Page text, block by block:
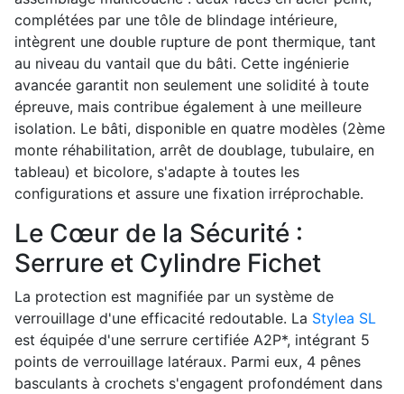
complétées par une tôle de blindage intérieure,
intègrent une double rupture de pont thermique, tant
au niveau du vantail que du bâti. Cette ingénierie
avancée garantit non seulement une solidité à toute
épreuve, mais contribue également à une meilleure
isolation. Le bâti, disponible en quatre modèles (2ème
monte réhabilitation, arrêt de doublage, tubulaire, en
tableau) et bicolore, s'adapte à toutes les
configurations et assure une fixation irréprochable.
Le Cœur de la Sécurité :
Serrure et Cylindre Fichet
La protection est magnifiée par un système de
verrouillage d'une efficacité redoutable. La Stylea SL
est équipée d'une serrure certifiée A2P*, intégrant 5
points de verrouillage latéraux. Parmi eux, 4 pênes
basculants à crochets s'engagent profondément dans